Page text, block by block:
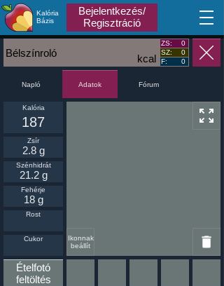
Kalória
Bázis
Bejelentkezés/
Regisztráció
MA
kcal
Bélszínroló
ZS:
0
SZ:
0
F:
0
Napló Adatok Fórum
Ikonnak
beállít
Kalória
187
Zsír
2.8 g
Szénhidrát
21.2 g
Fehérje
18 g
Rost
Cukor
Ételfotó
feltöltés